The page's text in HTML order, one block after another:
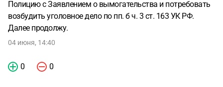
Полицию с Заявлением о вымогательства и потребовать
возбудить уголовное дело по пп. б ч. 3 ст. 163 УК РФ.
Далее продолжу.
04 июня, 14:40
0 0